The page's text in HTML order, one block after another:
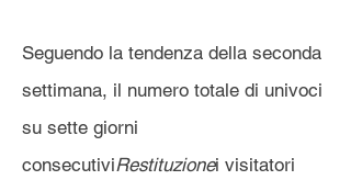
Seguendo la tendenza della seconda
settimana, il numero totale di univoci
su sette giorni
consecutiviRestituzionei visitatori